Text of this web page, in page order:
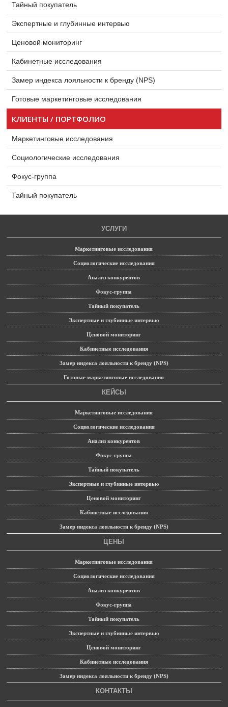
Тайный покупатель
Экспертные и глубинные интервью
Ценовой мониторинг
Кабинетные исследования
Замер индекса лояльности к бренду (NPS)
Готовые маркетинговые исследования
КЛИЕНТЫ / ПОРТФОЛИО
Маркетинговые исследования
Социологические исследования
Фокус-группа
Тайный покупатель
УСЛУГИ
Маркетинговые исследования
Социологические исследования
Анализ конкурентов
Фокус-группа
Тайный покупатель
Экспертные и глубинные интервью
Ценовой мониторинг
Кабинетные исследования
Замер индекса лояльности к бренду (NPS)
Готовые маркетинговые исследования
КЕЙСЫ
Маркетинговые исследования
Социологические исследования
Анализ конкурентов
Фокус-группа
Тайный покупатель
Экспертные и глубинные интервью
Ценовой мониторинг
Кабинетные исследования
Замер индекса лояльности к бренду (NPS)
ЦЕНЫ
Маркетинговые исследования
Социологические исследования
Анализ конкурентов
Фокус-группа
Тайный покупатель
Экспертные и глубинные интервью
Ценовой мониторинг
Кабинетные исследования
Замер индекса лояльности к бренду (NPS)
КОНТАКТЫ